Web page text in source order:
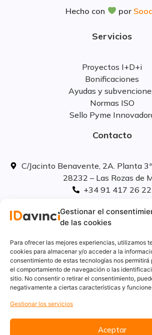
Gestionar el
de las cookies
Para ofrecer las mejores experiencias, utilizamos
cookies para almacenar y/o acceder a la
consentimiento de estas tecnologías nos permitirá
el comportamiento de navegación o las
sitio. No consentir o retirar el consentimiento,
negativamente a ciertas características y
Gestionar los servicios
Aceptar
Hecho con por
Servicios
Proyectos I+D+i
Bonificaciones
Ayudas y
Normas ISO
Sello Pyme
Contacto
C/Jacinto Benavente, 2A. Planta
28232 – Las Rozas de
+34 91 417 26 22
linkedIn
Aviso Legal
Privacidad
Cookies